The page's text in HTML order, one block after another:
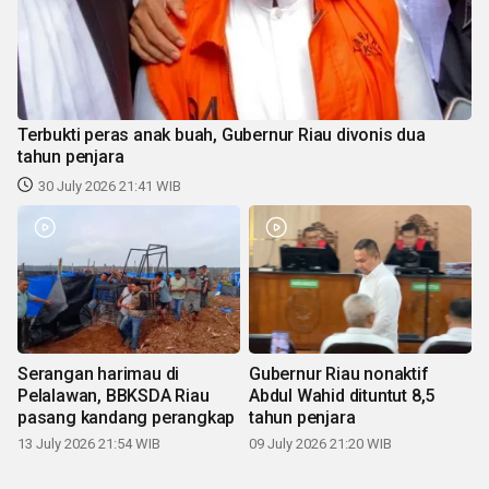
Terbukti peras anak buah, Gubernur Riau divonis dua
tahun penjara
30 July 2026 21:41 WIB
Serangan harimau di
Pelalawan, BBKSDA Riau
pasang kandang perangkap
13 July 2026 21:54 WIB
Gubernur Riau nonaktif
Abdul Wahid dituntut 8,5
tahun penjara
09 July 2026 21:20 WIB